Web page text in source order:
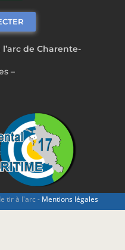
de Charente-
–
tir à l'arc - Mentions légales